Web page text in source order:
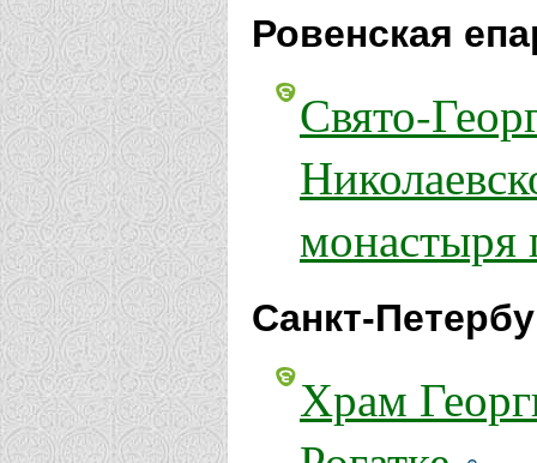
Ровенская
Свято-
монастыря
Санкт-
Храм